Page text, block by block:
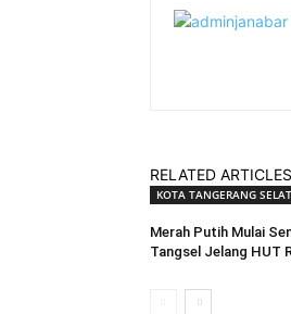
RELATED ARTICLES
KOTA TANGERANG
Merah Putih Mulai
Tangsel Jelang HUT